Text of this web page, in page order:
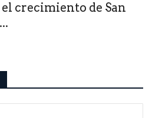
crecimiento de San